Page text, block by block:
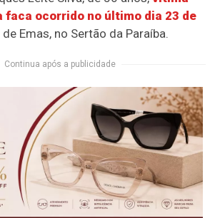
faca ocorrido no último dia 23 de
Emas, no Sertão da Paraíba.
Continua após a publicidade